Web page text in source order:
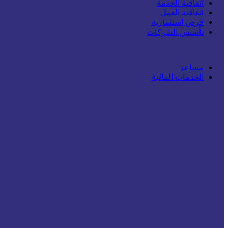
اتفاقية الخدمة
اتفاقية العمل
فرص استثمارية
تأسيس الشركات
مساعد
الخدمات المالية